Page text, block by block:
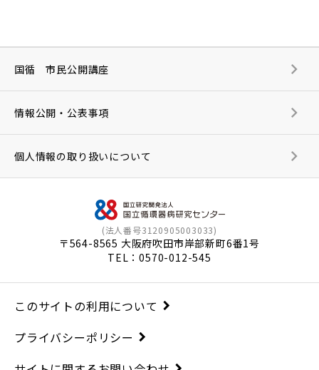
(法人番号3120905003033)
〒564-8565 大阪府吹田市岸部新町6番1号
TEL：0570-012-545
国循 市民公開講座
情報公開・公表事項
個人情報の取り扱いについて
このサイトの利用について
プライバシーポリシー